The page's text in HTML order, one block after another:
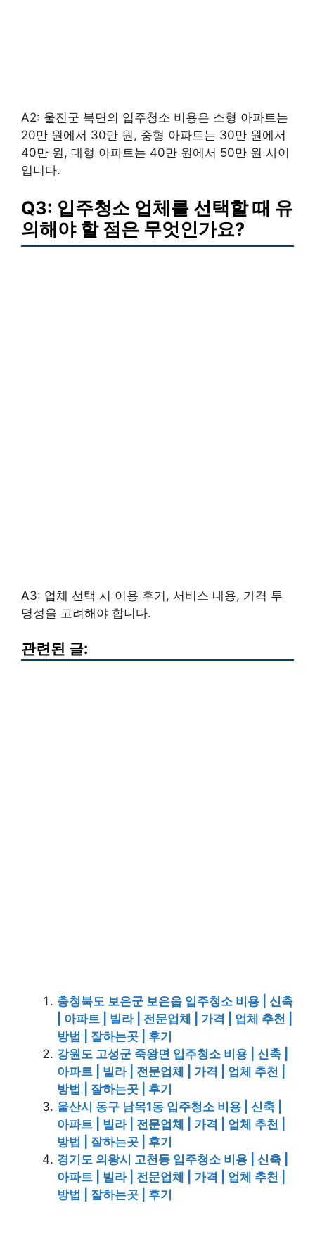
A2: 울진군 북면의 입주청소 비용은 소형 아파트는
20만 원에서 30만 원, 중형 아파트는 30만 원에서
40만 원, 대형 아파트는 40만 원에서 50만 원 사이
입니다.
Q3: 입주청소 업체를 선택할 때 유
의해야 할 점은 무엇인가요?
A3: 업체 선택 시 이용 후기, 서비스 내용, 가격 투
명성을 고려해야 합니다.
관련된 글:
충청북도 보은군 보은읍 입주청소 비용 | 신축
| 아파트 | 빌라 | 전문업체 | 가격 | 업체 추천 |
방법 | 잘하는곳 | 후기
강원도 고성군 죽왕면 입주청소 비용 | 신축 |
아파트 | 빌라 | 전문업체 | 가격 | 업체 추천 |
방법 | 잘하는곳 | 후기
울산시 동구 남목1동 입주청소 비용 | 신축 |
아파트 | 빌라 | 전문업체 | 가격 | 업체 추천 |
방법 | 잘하는곳 | 후기
경기도 의왕시 고천동 입주청소 비용 | 신축 |
아파트 | 빌라 | 전문업체 | 가격 | 업체 추천 |
방법 | 잘하는곳 | 후기